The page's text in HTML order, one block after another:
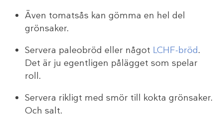
Även tomatsås kan gömma en hel del
grönsaker.
Servera paleobröd eller något LCHF-bröd.
Det är ju egentligen pålägget som spelar
roll.
Servera rikligt med smör till kokta grönsaker.
Och salt.